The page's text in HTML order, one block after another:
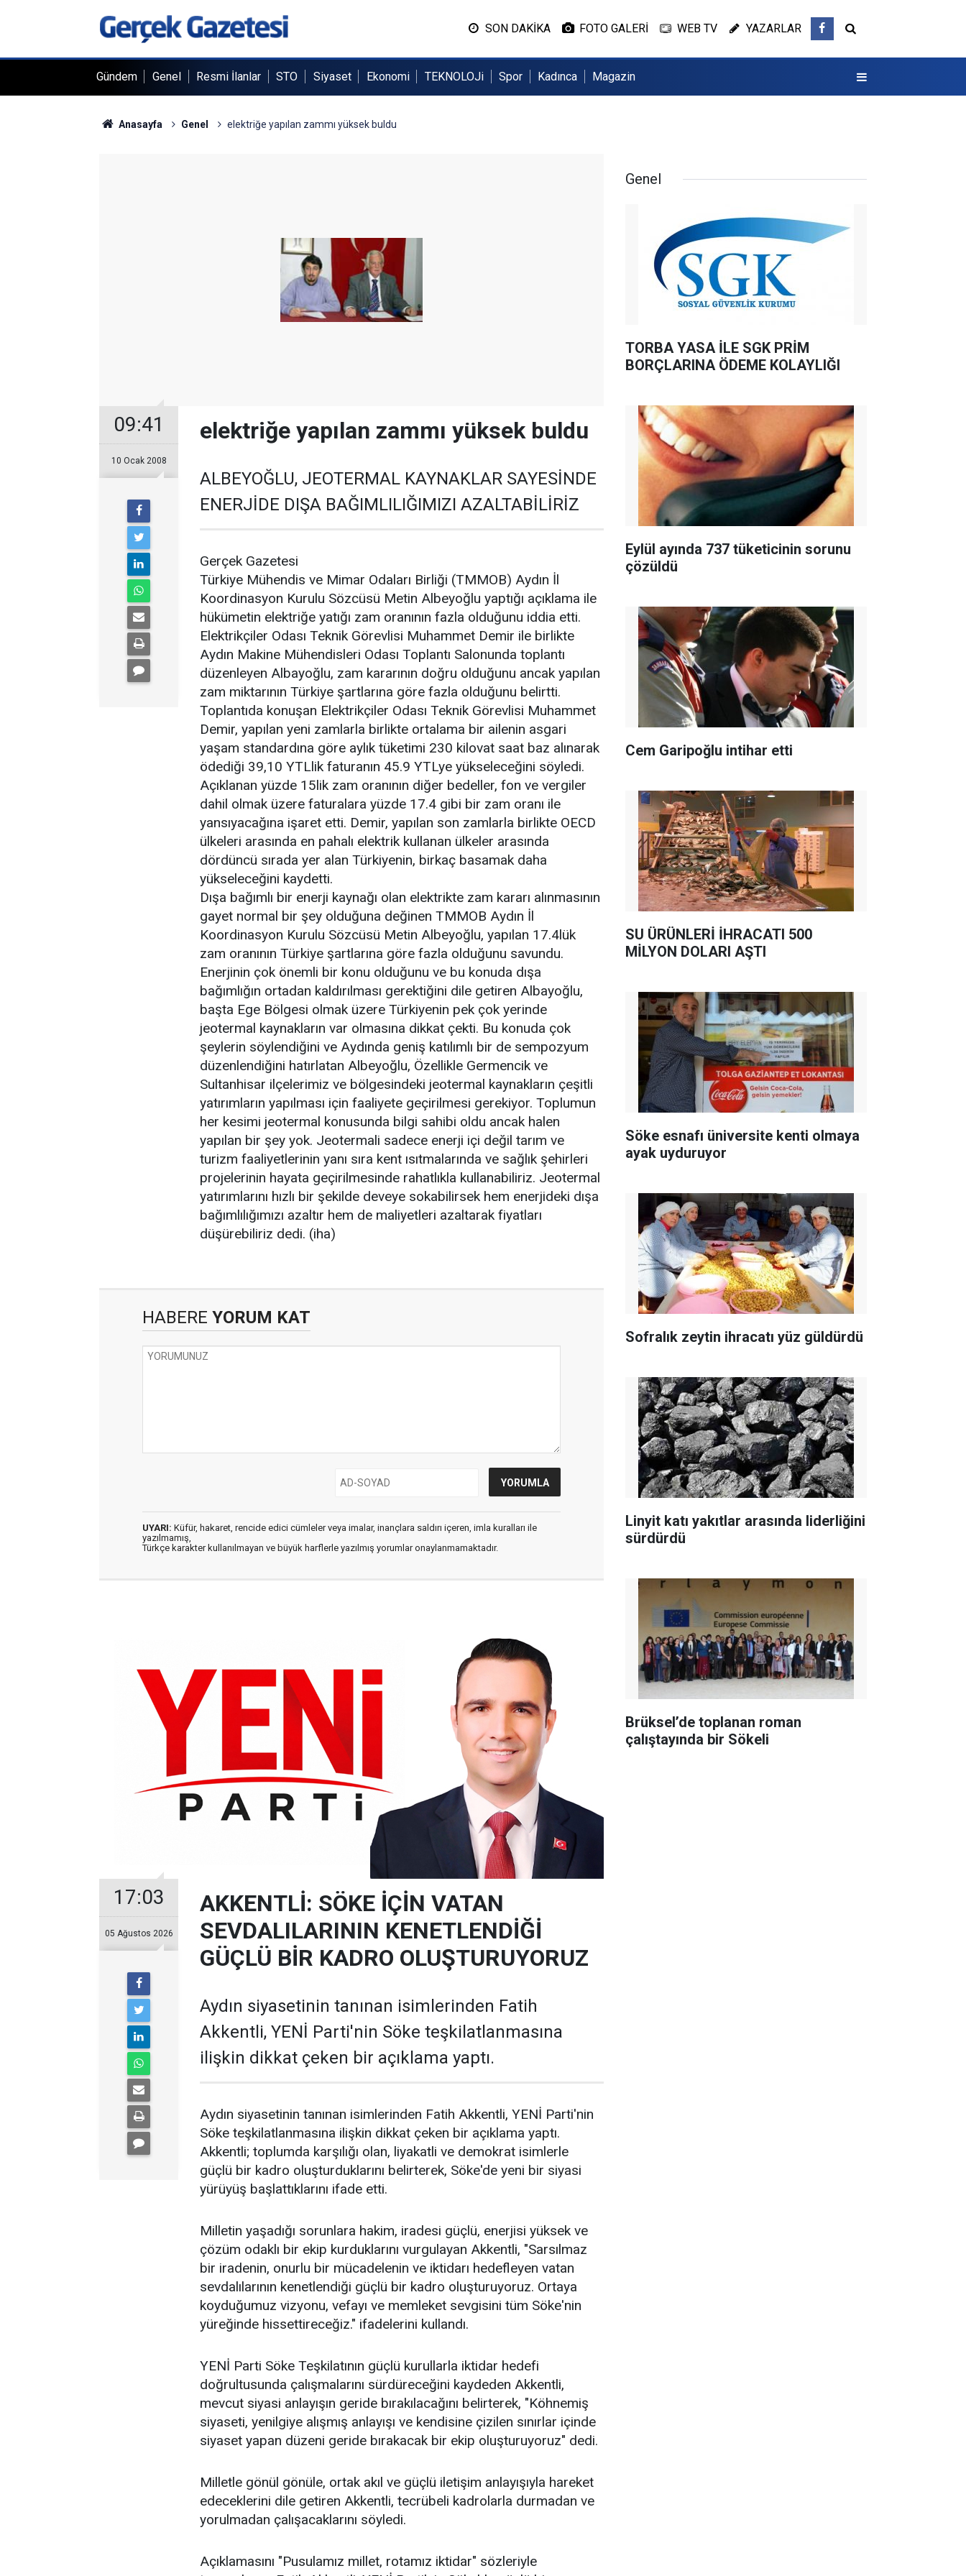
SON DAKİKA FOTO GALERİ WEB TV YAZARLAR
Gündem Genel Resmi İlanlar STO Siyaset Ekonomi TEKNOLOJi Spor Kadınca Magazin
Anasayfa Genel elektriğe yapılan zammı yüksek buldu
09:41
10 Ocak 2008
elektriğe yapılan zammı yüksek buldu
ALBEYOĞLU, JEOTERMAL KAYNAKLAR SAYESİNDE
ENERJİDE DIŞA BAĞIMLILIĞIMIZI AZALTABİLİRİZ
Gerçek Gazetesi
Türkiye Mühendis ve Mimar Odaları Birliği (TMMOB) Aydın İl
Koordinasyon Kurulu Sözcüsü Metin Albeyoğlu yaptığı açıklama ile
hükümetin elektriğe yatığı zam oranının fazla olduğunu iddia etti.
Elektrikçiler Odası Teknik Görevlisi Muhammet Demir ile birlikte
Aydın Makine Mühendisleri Odası Toplantı Salonunda toplantı
düzenleyen Albayoğlu, zam kararının doğru olduğunu ancak yapılan
zam miktarının Türkiye şartlarına göre fazla olduğunu belirtti.
Toplantıda konuşan Elektrikçiler Odası Teknik Görevlisi Muhammet
Demir, yapılan yeni zamlarla birlikte ortalama bir ailenin asgari
yaşam standardına göre aylık tüketimi 230 kilovat saat baz alınarak
ödediği 39,10 YTLlik faturanın 45.9 YTLye yükseleceğini söyledi.
Açıklanan yüzde 15lik zam oranının diğer bedeller, fon ve vergiler
dahil olmak üzere faturalara yüzde 17.4 gibi bir zam oranı ile
yansıyacağına işaret etti. Demir, yapılan son zamlarla birlikte OECD
ülkeleri arasında en pahalı elektrik kullanan ülkeler arasında
dördüncü sırada yer alan Türkiyenin, birkaç basamak daha
yükseleceğini kaydetti.
Dışa bağımlı bir enerji kaynağı olan elektrikte zam kararı alınmasının
gayet normal bir şey olduğuna değinen TMMOB Aydın İl
Koordinasyon Kurulu Sözcüsü Metin Albeyoğlu, yapılan 17.4lük
zam oranının Türkiye şartlarına göre fazla olduğunu savundu.
Enerjinin çok önemli bir konu olduğunu ve bu konuda dışa
bağımlığın ortadan kaldırılması gerektiğini dile getiren Albayoğlu,
başta Ege Bölgesi olmak üzere Türkiyenin pek çok yerinde
jeotermal kaynakların var olmasına dikkat çekti. Bu konuda çok
şeylerin söylendiğini ve Aydında geniş katılımlı bir de sempozyum
düzenlendiğini hatırlatan Albeyoğlu, Özellikle Germencik ve
Sultanhisar ilçelerimiz ve bölgesindeki jeotermal kaynakların çeşitli
yatırımların yapılması için faaliyete geçirilmesi gerekiyor. Toplumun
her kesimi jeotermal konusunda bilgi sahibi oldu ancak halen
yapılan bir şey yok. Jeotermali sadece enerji içi değil tarım ve
turizm faaliyetlerinin yanı sıra kent ısıtmalarında ve sağlık şehirleri
projelerinin hayata geçirilmesinde rahatlıkla kullanabiliriz. Jeotermal
yatırımlarını hızlı bir şekilde deveye sokabilirsek hem enerjideki dışa
bağımlılığımızı azaltır hem de maliyetleri azaltarak fiyatları
düşürebiliriz dedi. (iha)
HABERE YORUM KAT
UYARI: Küfür, hakaret, rencide edici cümleler veya imalar, inançlara saldırı içeren, imla kuralları ile
yazılmamış,
Türkçe karakter kullanılmayan ve büyük harflerle yazılmış yorumlar onaylanmamaktadır.
17:03
05 Ağustos 2026
AKKENTLİ: SÖKE İÇİN VATAN
SEVDALILARININ KENETLENDİĞİ
GÜÇLÜ BİR KADRO OLUŞTURUYORUZ
Aydın siyasetinin tanınan isimlerinden Fatih
Akkentli, YENİ Parti'nin Söke teşkilatlanmasına
ilişkin dikkat çeken bir açıklama yaptı.
Aydın siyasetinin tanınan isimlerinden Fatih Akkentli, YENİ Parti'nin
Söke teşkilatlanmasına ilişkin dikkat çeken bir açıklama yaptı.
Akkentli; toplumda karşılığı olan, liyakatli ve demokrat isimlerle
güçlü bir kadro oluşturduklarını belirterek, Söke'de yeni bir siyasi
yürüyüş başlattıklarını ifade etti.
Milletin yaşadığı sorunlara hakim, iradesi güçlü, enerjisi yüksek ve
çözüm odaklı bir ekip kurduklarını vurgulayan Akkentli, "Sarsılmaz
bir iradenin, onurlu bir mücadelenin ve iktidarı hedefleyen vatan
sevdalılarının kenetlendiği güçlü bir kadro oluşturuyoruz. Ortaya
koyduğumuz vizyonu, vefayı ve memleket sevgisini tüm Söke'nin
yüreğinde hissettireceğiz." ifadelerini kullandı.
YENİ Parti Söke Teşkilatının güçlü kurullarla iktidar hedefi
doğrultusunda çalışmalarını sürdüreceğini kaydeden Akkentli,
mevcut siyasi anlayışın geride bırakılacağını belirterek, "Köhnemiş
siyaseti, yenilgiye alışmış anlayışı ve kendisine çizilen sınırlar içinde
siyaset yapan düzeni geride bırakacak bir ekip oluşturuyoruz" dedi.
Milletle gönül gönüle, ortak akıl ve güçlü iletişim anlayışıyla hareket
edeceklerini dile getiren Akkentli, tecrübeli kadrolarla durmadan ve
yorulmadan çalışacaklarını söyledi.
Açıklamasını "Pusulamız millet, rotamız iktidar" sözleriyle
Genel
TORBA YASA İLE SGK PRİM
BORÇLARINA ÖDEME KOLAYLIĞI
Eylül ayında 737 tüketicinin sorunu
çözüldü
Cem Garipoğlu intihar etti
SU ÜRÜNLERİ İHRACATI 500
MİLYON DOLARI AŞTI
Söke esnafı üniversite kenti olmaya
ayak uyduruyor
Sofralık zeytin ihracatı yüz güldürdü
Linyit katı yakıtlar arasında liderliğini
sürdürdü
Brüksel’de toplanan roman
çalıştayında bir Sökeli